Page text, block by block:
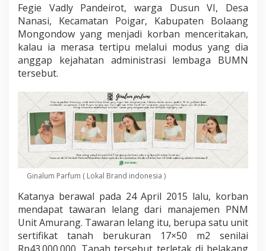
a
n
,
N
a
s
a
h
P
i
l
i
h
L
p
r
P
o
l
Fegie Vadly Pandeirot, warga Dusun VI, Desa
Nanasi, Kecamatan Poigar, Kabupaten Bolaang
Mongondow yang menjadi korban menceritakan,
kalau ia merasa tertipu melalui modus yang dia
anggap kejahatan administrasi lembaga BUMN
tersebut.
Ginalum Parfum ( Lokal Brand indonesia )
Katanya berawal pada 24 April 2015 lalu, korban
mendapat tawaran lelang dari manajemen PNM
Unit Amurang. Tawaran lelang itu, berupa satu unit
sertifikat tanah berukuran 17×50 m2 senilai